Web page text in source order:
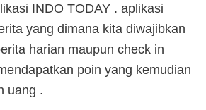
INDO TODAY . aplikasi
yang dimana kita diwajibkan
harian maupun check in
poin yang kemudian
uang .